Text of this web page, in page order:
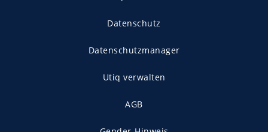
Datenschutz
Datenschutzmanager
Utiq verwalten
AGB